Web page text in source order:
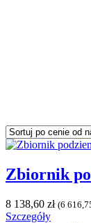
Zbiornik
8 138,60 zł (6
Szczegóły